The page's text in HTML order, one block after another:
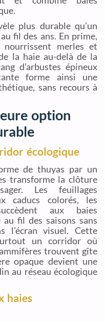
plus durable qu’un
fil des ans. En prime,
merles et
la haie au-delà de la
d’arbustes épineux
forme ainsi une
sans recours à
option
écologique
de thuyas par un
transforme la clôture
Les feuillages
caducs colorés, les
aux baies
au fil des saisons sans
l’écran visuel. Cette
un corridor où
trouvent gîte
opaque devient une
au réseau écologique
haies